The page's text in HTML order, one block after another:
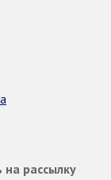
рассылку